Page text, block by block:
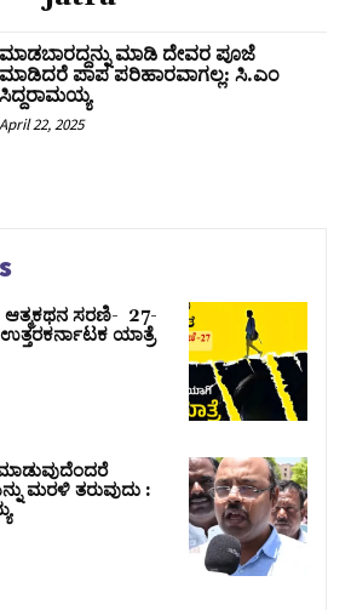
ಮಾಡಬಾರದ್ದನ್ನು ಮಾಡಿ ದೇವರ ಪೂಜೆ
ಮಾಡಿದರೆ ಪಾಪ ಪರಿಹಾರವಾಗಲ್ಲ: ಸಿ.ಎಂ
ಸಿದ್ದರಾಮಯ್ಯ
April 22, 2025
ಆತ್ಮಕಥನ ಸರಣಿ- 27-
ಯಾತ್ರೆ
ಮರಳಿ ತರುವುದು :